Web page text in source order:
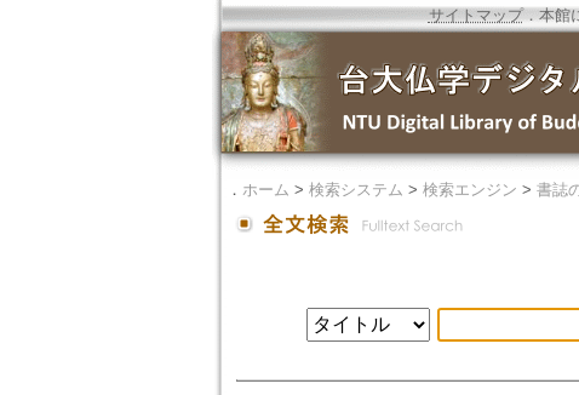
サイトマップ．本館
． ホーム > 検索システム > 検索エンジン > 書誌